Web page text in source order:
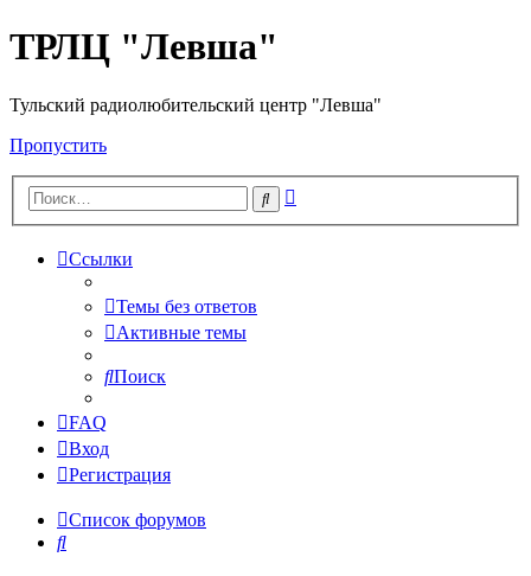
ТРЛЦ "Левша"
Тульский радиолюбительский центр "Левша"
Пропустить
Поиск
Ссылки
Темы без ответов
Активные темы
Поиск
FAQ
Вход
Регистрация
Список форумов
Поиск